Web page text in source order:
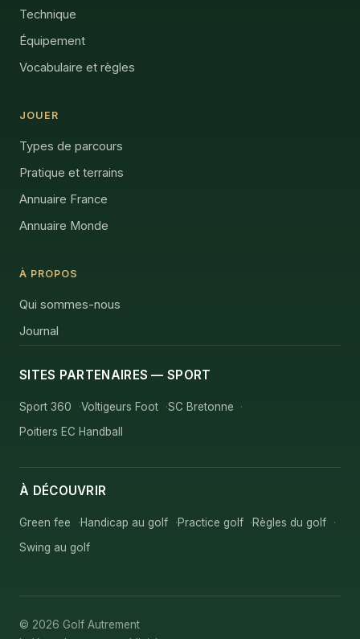
Technique
Équipement
Vocabulaire et règles
JOUER
Types de parcours
Pratique et terrains
Annuaire France
Annuaire Monde
À PROPOS
Qui sommes-nous
Journal
SITES PARTENAIRES — SPORT
Sport 360 Voltigeurs Foot
SC Bretonne
Poitiers EC Handball
À DÉCOUVRIR
Green fee Handicap au golf Practice golf
Règles du golf
Swing au golf
© 2026 Golf Autrement